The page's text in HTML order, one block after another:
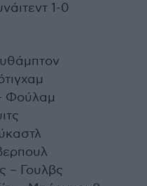
1-0
Φούλαμ
– Γουλβς